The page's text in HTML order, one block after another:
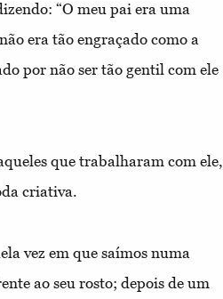
“O meu pai era uma
era tão engraçado como a
por não ser tão gentil com ele
que trabalharam com ele,
criativa.
vez em que saímos numa
ao seu rosto; depois de um